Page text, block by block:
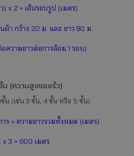
) x 2 = เส้นรอบรูป (เมตร)
ผ้า กว้าง 20 ม. และ ยาว 80 ม.
ความยาวต่อการล้อม 1 รอบ)
(ความสูงของรั้ว)
(เช่น 3 ชั้น, 4 ชั้น หรือ 5 ชั้น)
ร = ความยาวรวมทั้งหมด (เมตร)
3 = 600 เมตร